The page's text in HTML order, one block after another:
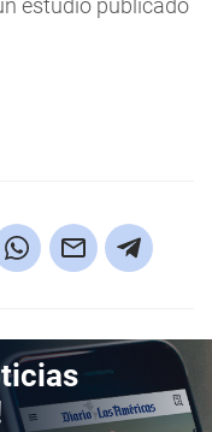
estudio publicado